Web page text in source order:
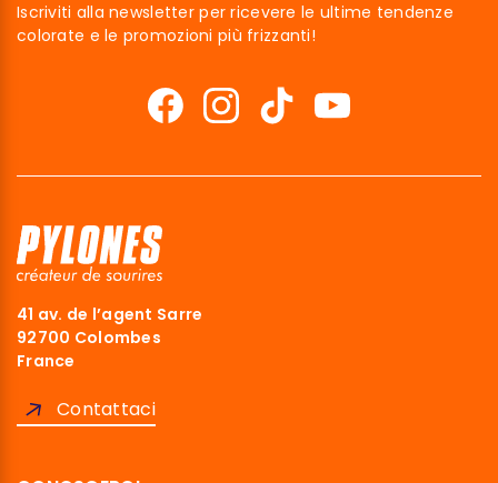
Iscriviti alla newsletter per ricevere le ultime tendenze
colorate e le promozioni più frizzanti!
41 av. de l’agent Sarre
92700 Colombes
France
Contattaci